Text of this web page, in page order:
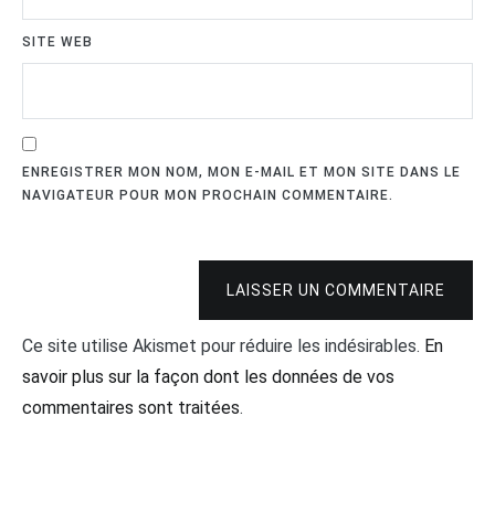
SITE WEB
ENREGISTRER MON NOM, MON E-MAIL ET MON SITE DANS LE
NAVIGATEUR POUR MON PROCHAIN COMMENTAIRE.
LAISSER UN COMMENTAIRE
Ce site utilise Akismet pour réduire les indésirables. En
savoir plus sur la façon dont les données de vos
commentaires sont traitées.